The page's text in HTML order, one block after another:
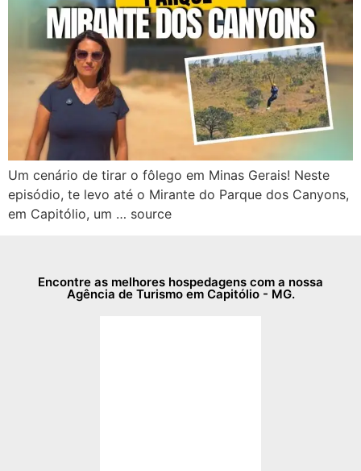
Um cenário de tirar o fôlego em Minas Gerais! Neste
episódio, te levo até o Mirante do Parque dos Canyons,
em Capitólio, um … source
Encontre as melhores hospedagens com a nossa
Agência de Turismo em Capitólio - MG.